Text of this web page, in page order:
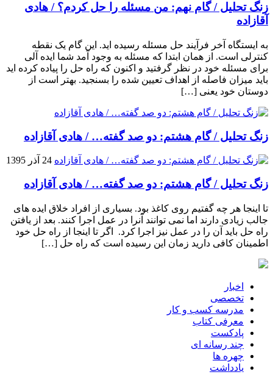
زنگ تحلیل / گام نهم: من مسئله را حل کردم؟ / هادی
آقازاده
به ایستگاه آخر فرآیند حل مسئله رسیده اید. این گام یک نقطه
کنترلی است. از همان ابتدا که مسئله به وجود آمد شما ایده آلی
برای مسئله خود در نظر گرفتید و اکنون که راه حل را پیاده کرده اید
باید میزان فاصله از اهداف تعیین شده را بسنجید. بهتر است از
دوستان خود یعنی […]
زنگ تحلیل / گام هشتم: دو صد گفته… / هادی آقازاده
24 آذر 1395
زنگ تحلیل / گام هشتم: دو صد گفته… / هادی آقازاده
تا اینجا هر چه گفتیم روی کاغذ بود. بسیاری از افراد خلاق ایده های
جالب زیادی دارند اما نمی توانند آنرا در عمل اجرا کنند. بعد از یافتن
راه حل باید آن را در عمل نیز اجرا کرد. اگر تا اینجا از راه حل خود
اطمینان کافی دارید زمان این رسیده است که راه حل […]
اخبار
تخصصی
مدرسه کسب و کار
معرفی کتاب
پادکست
چند رسانه ای
چهره ها
یادداشت